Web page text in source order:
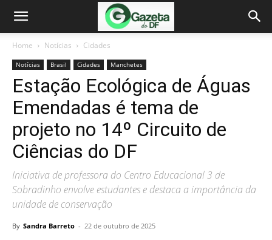
Home Notícias Cidades
Notícias Brasil Cidades Manchetes
Estação Ecológica de Águas
Emendadas é tema de
projeto no 14º Circuito de
Ciências do DF
Iniciativa de professora do Centro Educacional 3 de
Sobradinho envolve estudantes e destaca a importância da
unidade de conservação
By Sandra Barreto - 22 de outubro de 2025